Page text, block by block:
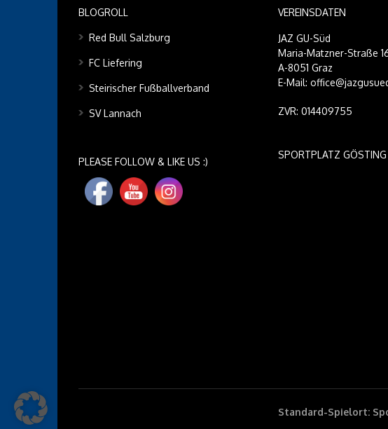
BLOGROLL
Red Bull Salzburg
FC Liefering
Steirischer Fußballverband
SV Lannach
PLEASE FOLLOW & LIKE US :)
VEREINSDATEN
JAZ GU-Süd
Maria-Matzner-Straße
A-8051 Graz
E-Mail:
ZVR: 014409755
SPORTPLATZ GÖSTING
Standard-Spielort: